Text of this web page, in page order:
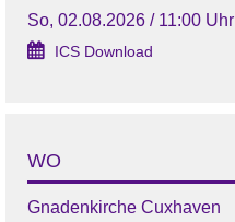
So, 02.08.2026 / 11:00 Uhr
ICS Download
WO
Gnadenkirche Cuxhaven